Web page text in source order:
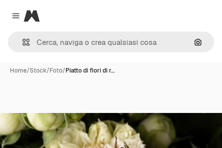
Close menu
Magnific
Cerca
Home/Stock/Foto/Piatto di fiori di r…